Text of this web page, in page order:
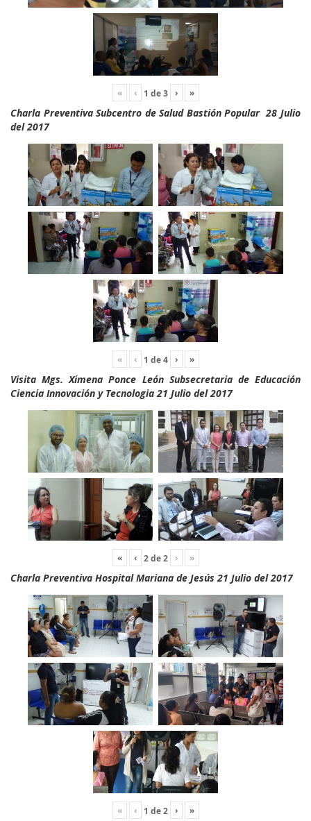
« ‹ 1 de3 › »
Charla Preventiva Subcentro de Salud Bastión Popular 28 Julio
del 2017
« ‹ 1 de4 › »
Visita Mgs. Ximena Ponce León Subsecretaria de Educación
Ciencia Innovación y Tecnologia 21 Julio del 2017
« ‹ 2de2 › »
Charla Preventiva Hospital Mariana de Jesús 21 Julio del 2017
« ‹ 1 de2 › »